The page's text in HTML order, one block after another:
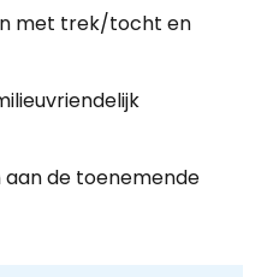
met trek/tocht en
de toenemende